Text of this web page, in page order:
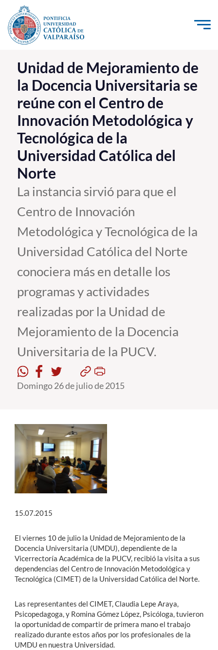
Click acá para ir directamente al contenido
La Universidad
Investigación, Creación e Innovación
PUCV Internacional
Vinculación con el Medio
Admisión
Pregrado
Postgrado
Formación Continua
Estudiantes
Alumni
English
Unidad de Mejoramiento de
la Docencia Universitaria se
reúne con el Centro de
Innovación Metodológica y
Tecnológica de la
Universidad Católica del
Norte
La instancia sirvió para que el
Centro de Innovación
Metodológica y Tecnológica de la
Universidad Católica del Norte
conociera más en detalle los
programas y actividades
realizadas por la Unidad de
Mejoramiento de la Docencia
Universitaria de la PUCV.
Domingo 26 de julio de 2015
15.07.2015
El viernes 10 de julio la Unidad de Mejoramiento de la
Docencia Universitaria (UMDU), dependiente de la
Vicerrectoría Académica de la PUCV, recibió la visita a sus
dependencias del Centro de Innovación Metodológica y
Tecnológica (CIMET) de la Universidad Católica del Norte.
Las representantes del CIMET, Claudia Lepe Araya,
Psicopedagoga, y Romina Gómez López, Psicóloga, tuvieron
la oportunidad de compartir de primera mano el trabajo
realizado durante estos años por los profesionales de la
UMDU en nuestra Universidad.